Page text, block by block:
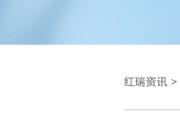
红瑞资讯>